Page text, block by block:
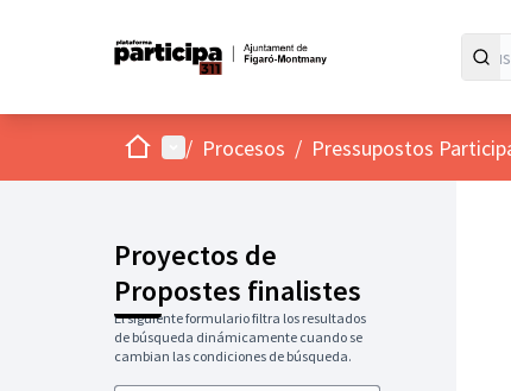
InicioMenú principal
/ Procesos / Pressupostos
Proyectos de
Propostes finalistes
El siguiente formulario filtra los resultados
de búsqueda dinámicamente cuando se
cambian las condiciones de búsqueda.